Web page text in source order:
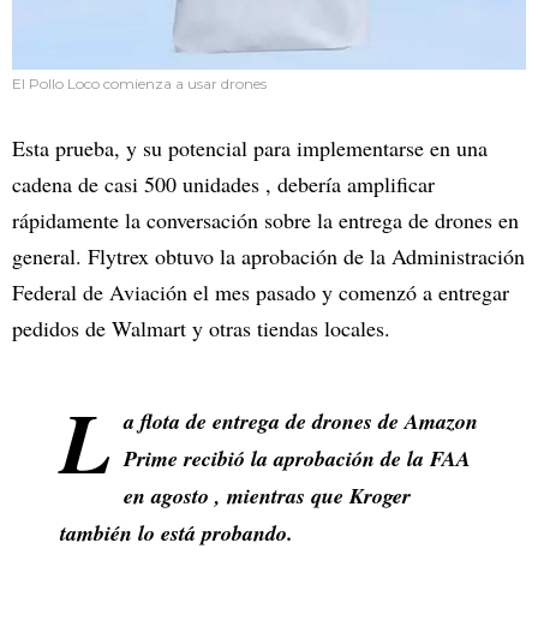
El Pollo Loco comienza a usar drones
Esta prueba, y su potencial para implementarse en una
cadena de casi 500 unidades , debería amplificar
rápidamente la conversación sobre la entrega de drones en
general. Flytrex obtuvo la aprobación de la Administración
Federal de Aviación el mes pasado y comenzó a entregar
pedidos de Walmart y otras tiendas locales.
L a flota de entrega de drones de Amazon
Prime recibió la aprobación de la FAA
en agosto , mientras que Kroger
también lo está probando.